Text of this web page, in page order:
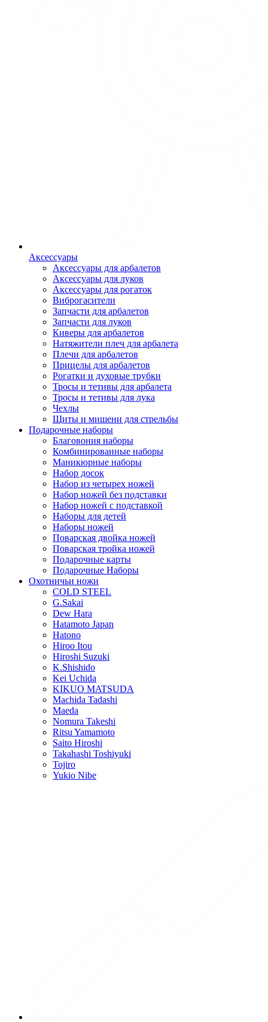
Аксессуары
Аксессуары для арбалетов
Аксессуары для луков
Аксессуары для рогаток
Виброгасители
Запчасти для арбалетов
Запчасти для луков
Киверы для арбалетов
Натяжители плеч для арбалета
Плечи для арбалетов
Прицелы для арбалетов
Рогатки и духовые трубки
Тросы и тетивы для арбалета
Тросы и тетивы для лука
Чехлы
Щиты и мишени для стрельбы
Подарочные наборы
Благовония наборы
Комбинированные наборы
Маникюрные наборы
Набор досок
Набор из четырех ножей
Набор ножей без подставки
Набор ножей с подставкой
Наборы для детей
Наборы ножей
Поварская двойка ножей
Поварская тройка ножей
Подарочные карты
Подарочные Наборы
Охотничьи ножи
COLD STEEL
G.Sakai
Dew Hara
Hatamoto Japan
Hatono
Hiroo Itou
Hiroshi Suzuki
K.Shishido
Kei Uchida
KIKUO MATSUDA
Machida Tadashi
Maeda
Nomura Takeshi
Ritsu Yamamoto
Saito Hiroshi
Takahashi Toshiyuki
Tojiro
Yukio Nibe